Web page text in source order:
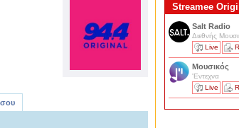
σου
Streamee
Salt Radio
Διεθνής
Live
Μουσικός
'Εντεχνα
Live